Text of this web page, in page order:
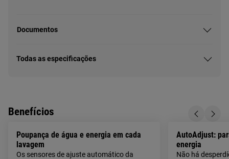
Documentos
Todas as especificações
Benefícios
Poupança de água e energia em cada
lavagem
Os sensores de ajuste automático da
AutoAdjust:
energia
Não há